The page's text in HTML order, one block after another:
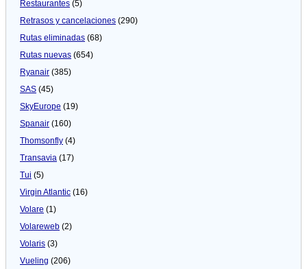
Restaurantes (5)
Retrasos y cancelaciones (290)
Rutas eliminadas (68)
Rutas nuevas (654)
Ryanair (385)
SAS (45)
SkyEurope (19)
Spanair (160)
Thomsonfly (4)
Transavia (17)
Tui (5)
Virgin Atlantic (16)
Volare (1)
Volareweb (2)
Volaris (3)
Vueling (206)